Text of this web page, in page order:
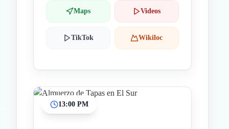
Maps Videos
TikTok Wikiloc
13:00 PM